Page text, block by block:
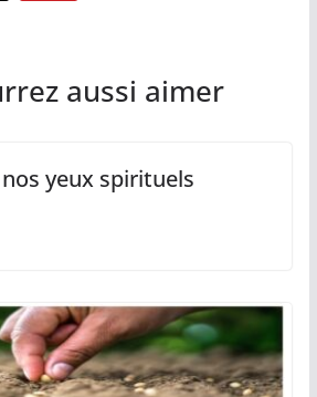
aussi aimer
yeux spirituels